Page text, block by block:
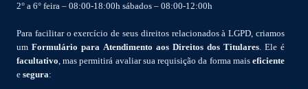
2° a 6° feira – 08:00-18:00h sábados – 08:00-12:00h
Para facilitar o exercício de seus direitos relacionados à LGPD, criamos
um Formulário para Atendimento aos Direitos dos Titulares. Ele é
facultativo, mas permitirá avaliar sua requisição da forma mais eficiente
e segura: